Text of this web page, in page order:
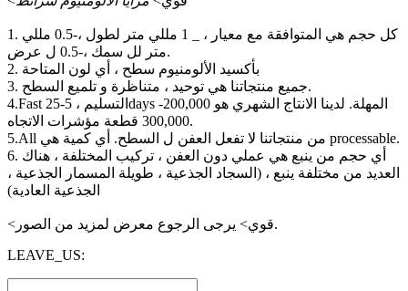
1. كل حجم هي المتوافقة مع معيار ، _ 1 مللي متر لطول ،-0.5 مللي
متر لل سمك ،-0.5 ل عرض.
2. بأكسيد الألومنيوم سطح ، أي لون المتاحة
3. جميع منتجاتنا هي توحيد ، متناظرة و تلميع السطح.
4.Fast التسليم ، 5-25days المهلة. لدينا الانتاج الشهري هو 200,000-
300,000 قطعة مؤشرات الاتجاه.
5.All من منتجاتنا لا تفعل العفن ل السطح. أي كمية هي processable.
6. أي حجم من ينبع هي عملي دون العفن ، تركيب المختلفة ، هناك
العديد من مختلفة ينبع ، (السجاد الجذعية ، طويلة المسمار الجذعية ،
الجذعية العادية)
<قوي> يرجى الرجوع معرض لمزيد من الصور.
LEAVE_US: